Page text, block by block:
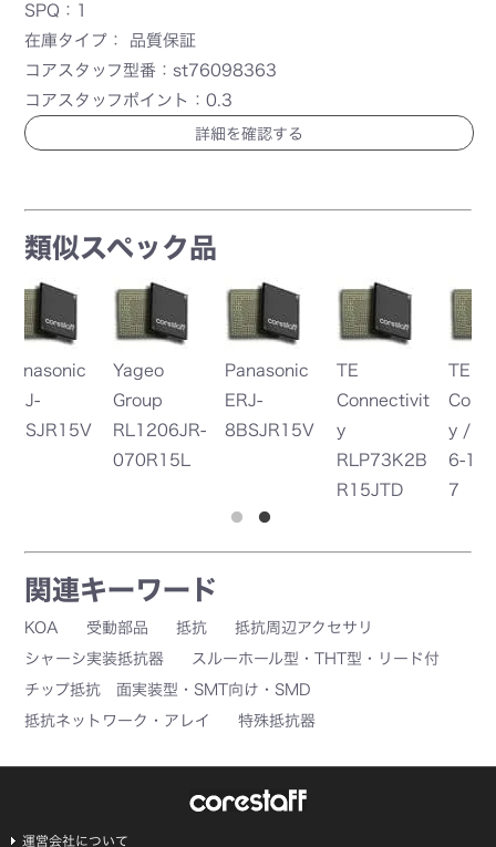
SPQ：1
在庫タイプ： 品質保証
コアスタッフ型番：st76098363
コアスタッフポイント：0.3
詳細を確認する
類似スペック品
Panasonic
ERJ-
8BSJR15V
TE
Connectivit
y
RLP73K2B
TE
Connectivit
y / AMP
6-1622825-
関連キーワード
KOA 受動部品 抵抗
抵抗周辺アクセサリ
シャーシ実装抵抗器
スルーホール型・THT型・リード付
チップ抵抗 面実装型・SMT向け・SMD
抵抗ネットワーク・アレイ
特殊抵抗器
運営会社について